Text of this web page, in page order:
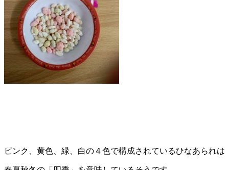
ピンク、黄色、緑、白の４色で構成されているひなあられは